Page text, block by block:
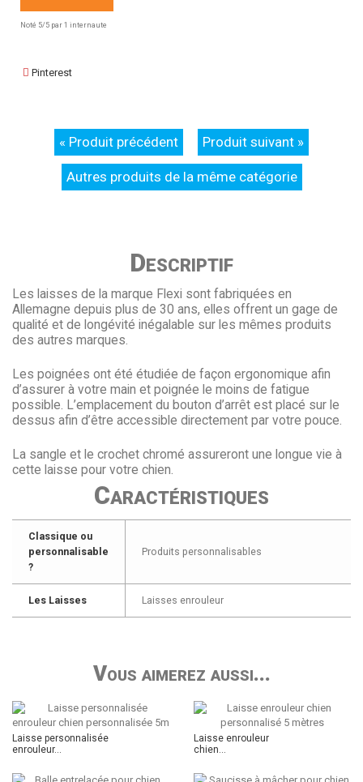
Noté 5/5 par 1 internaute
Pinterest
« Produit précédent Produit suivant »
Autres produits de la même catégorie
Descriptif
Les laisses de la marque Flexi sont fabriquées en
Allemagne depuis plus de 30 ans, elles offrent un gage de
qualité et de longévité inégalable sur les mêmes produits
des autres marques.
Les poignées ont été étudiée de façon ergonomique afin
d’assurer à votre main et poignée le moins de fatigue
possible. L’emplacement du bouton d’arrêt est placé sur le
dessus afin d’être accessible directement par votre pouce.
La sangle et le crochet chromé assureront une longue vie à
cette laisse pour votre chien.
Caractéristiques
Classique ou
personnalisable
?
Produits personnalisables
Les Laisses Laisses enrouleur
Vous aimerez aussi...
Laisse personnalisée
enrouleur...
Laisse enrouleur
chien...